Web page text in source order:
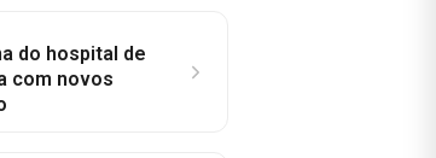
do hospital de
com novos